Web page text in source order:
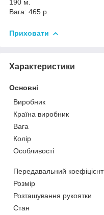
190 м.
Вага: 465 р.
Приховати
Характеристики
Основні
Виробник
Країна виробник
Вага
Колір
Особливості
Передавальний коефіцієнт
Розмір
Розташування рукоятки
Стан